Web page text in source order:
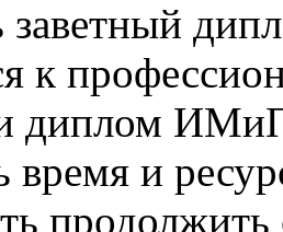
заветный
к
диплом
время и
продолжить